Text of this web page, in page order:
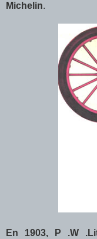
Michelin.
En 1903, P .W